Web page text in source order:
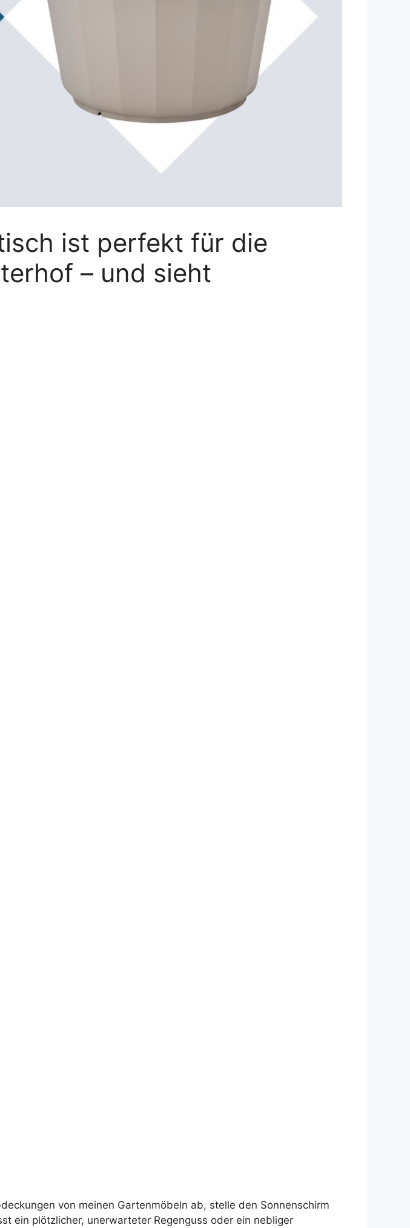
ist perfekt für die
– und sieht
von meinen Gartenmöbeln ab, stelle den Sonnenschirm
ein plötzlicher, unerwarteter Regenguss oder ein nebliger